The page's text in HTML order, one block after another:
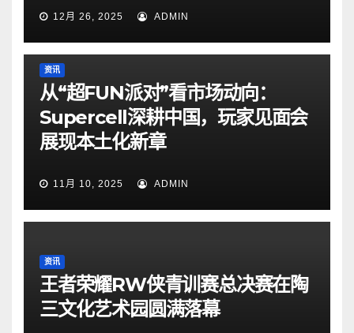
12月 26, 2025 ADMIN
资讯
从“超FUN派对”看市场动向：
Supercell深耕中国，玩家见面会
展现本土化新章
11月 10, 2025 ADMIN
资讯
王者荣耀RW侠青训赛总决赛在陶
三文化艺术园圆满落幕